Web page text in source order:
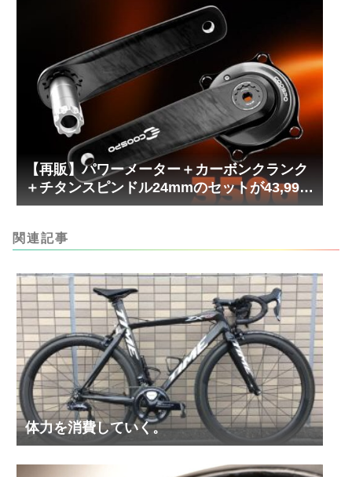
【再販】パワーメーター＋カーボンクランク
＋チタンスピンドル24mmのセットが43,999
円！
関連記事
体力を消費していく。